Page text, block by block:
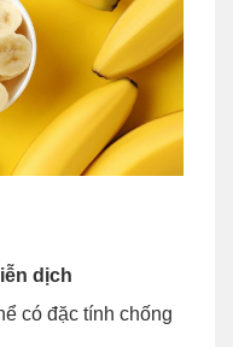
dịch
có đặc tính chống